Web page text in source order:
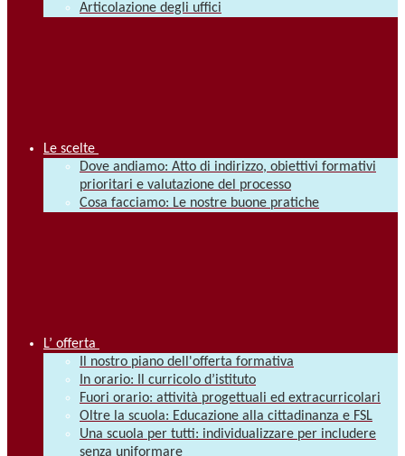
Articolazione degli uffici
Le scelte
Dove andiamo: Atto di indirizzo, obiettivi formativi
prioritari e valutazione del processo
Cosa facciamo: Le nostre buone pratiche
L’ offerta
Il nostro piano dell'offerta formativa
In orario: Il curricolo d’istituto
Fuori orario: attività progettuali ed extracurricolari
Oltre la scuola: Educazione alla cittadinanza e FSL
Una scuola per tutti: individualizzare per includere
senza uniformare